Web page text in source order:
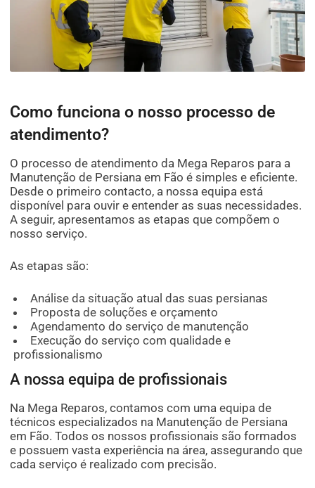
Como funciona o nosso processo de
atendimento?
O processo de atendimento da Mega Reparos para a
Manutenção de Persiana em Fão é simples e eficiente.
Desde o primeiro contacto, a nossa equipa está
disponível para ouvir e entender as suas necessidades.
A seguir, apresentamos as etapas que compõem o
nosso serviço.
As etapas são:
Análise da situação atual das suas persianas
Proposta de soluções e orçamento
Agendamento do serviço de manutenção
Execução do serviço com qualidade e
profissionalismo
A nossa equipa de profissionais
Na Mega Reparos, contamos com uma equipa de
técnicos especializados na Manutenção de Persiana
em Fão. Todos os nossos profissionais são formados
e possuem vasta experiência na área, assegurando que
cada serviço é realizado com precisão.